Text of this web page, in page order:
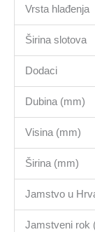
Vrsta hlađenja
Širina slotova
Dodaci
Dubina (mm)
Visina (mm)
Širina (mm)
Jamstvo u
Jamstveni rok